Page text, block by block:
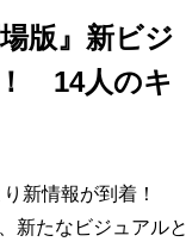
版』新ビジ
！ 14人のキ
り新情報が到着！
新たなビジュアルと